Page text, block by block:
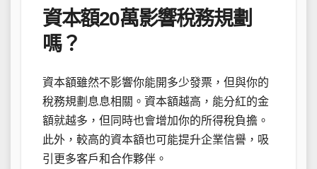
資本額20萬影響稅務規劃
嗎？
資本額雖然不影響你能開多少發票，但與你的
稅務規劃息息相關。資本額越高，能分紅的金
額就越多，但同時也會增加你的所得稅負擔。
此外，較高的資本額也可能提升企業信譽，吸
引更多客戶和合作夥伴。